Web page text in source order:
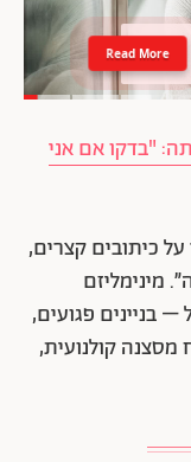
Read More
"בדקו אם אני
כיתובים קצרים,
מינימליזם
בניינים פגועים,
מסצנה קולנועית,